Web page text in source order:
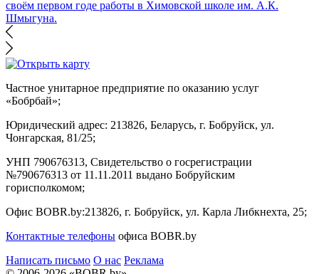
своём первом годе работы в Химовской школе им. А.К.
Шмыгуна.
Частное унитарное предприятие по оказанию услуг
«Бобрбай»;
Юридический адрес: 213826, Беларусь, г. Бобруйск, ул.
Чонгарская, 81/25;
УНП 790676313, Свидетельство о госрегистрации
№790676313 от 11.11.2011 выдано Бобруйским
горисполкомом;
Офис BOBR.by:213826, г. Бобруйск, ул. Карла Либкнехта, 25;
Контактные телефоны офиса BOBR.by
Написать письмо О нас Реклама